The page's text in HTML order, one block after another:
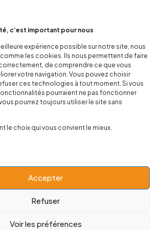
c’est important pour nous
expérience possible sur notre site, nous
les cookies. Ils nous permettent de faire
de comprendre ce que vous
votre navigation. Vous pouvez choisir
ces technologies à tout moment. Si vous
pourraient ne pas fonctionner
pourrez toujours utiliser le site sans
le choix qui vous convient le mieux.
Accepter
Refuser
Voir les préférences
Death
€
Sweat Alice Cooper Christmas
39,00€
25,00€
Dress
-33%
Mini Sac à dos Dark Vador